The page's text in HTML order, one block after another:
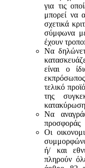
για τις
μπορεί να
σχετικά
σύμφωνα
έχουν
Να
είναι ο
τελικό
της
Να
προσφοράς
Οι
ή/ και
πληρούν